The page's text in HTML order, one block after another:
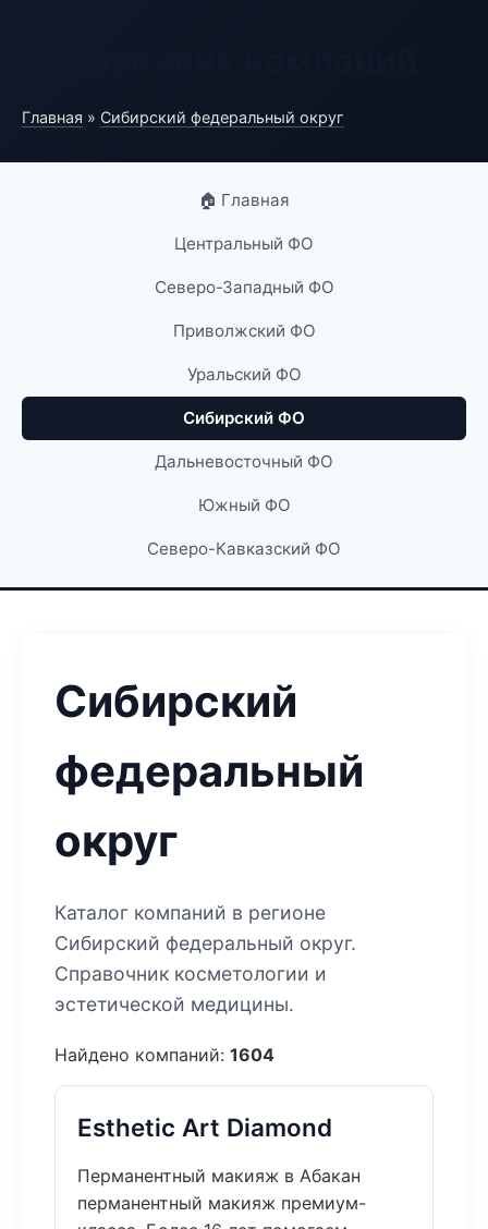
Главная » Сибирский федеральный округ
🏠 Главная
Центральный ФО
Северо-Западный ФО
Приволжский ФО
Уральский ФО
Сибирский ФО
Дальневосточный ФО
Южный ФО
Северо-Кавказский ФО
Сибирский
федеральный
округ
Каталог компаний в регионе
Сибирский федеральный округ.
Справочник косметологии и
эстетической медицины.
Найдено компаний: 1604
Esthetic Art Diamond
Перманентный макияж в Абакан
перманентный макияж премиум-